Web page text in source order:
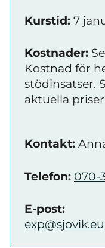
Kurstid: 7
Kostnader:
Kostnad för
stödinsatser.
aktuella
Kontakt:
Telefon: 070-
E-post:
exp@sjovik.eu